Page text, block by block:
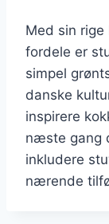
Med sin
fordele er
simpel
danske
inspirere
næste gang
inkludere
nærende